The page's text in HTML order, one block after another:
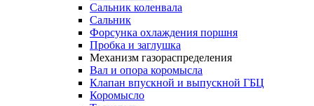
Сальник коленвала
Сальник
Форсунка охлаждения поршня
Пробка и заглушка
Механизм газораспределения
Вал и опора коромысла
Клапан впускной и выпускной ГБЦ
Коромысло